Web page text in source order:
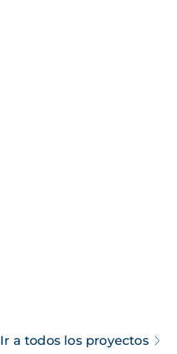
Ir a todos los proyectos